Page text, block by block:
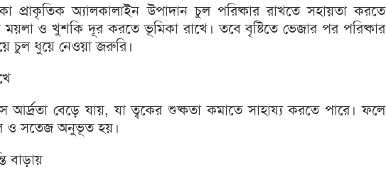
প্রাকৃতিক অ্যালকালাইন উপাদান চুল পরিষ্কার রাখতে সহায়তা করতে
ময়লা ও খুশকি দূর করতে ভূমিকা রাখে। তবে বৃষ্টিতে ভেজার পর পরিষ্কার
চুল ধুয়ে নেওয়া জরুরি।
আর্দ্রতা বেড়ে যায়, যা ত্বকের শুষ্কতা কমাতে সাহায্য করতে পারে। ফলে
ও সতেজ অনুভূত হয়।
বাড়ায়